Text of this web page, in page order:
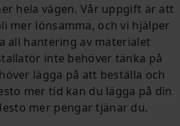
hela vägen. Vår uppgift är att
mer lönsamma, och vi hjälper
all hantering av materialet
inte behöver tänka på
lägga på att beställa och
mer tid kan du lägga på din
mer pengar tjänar du.